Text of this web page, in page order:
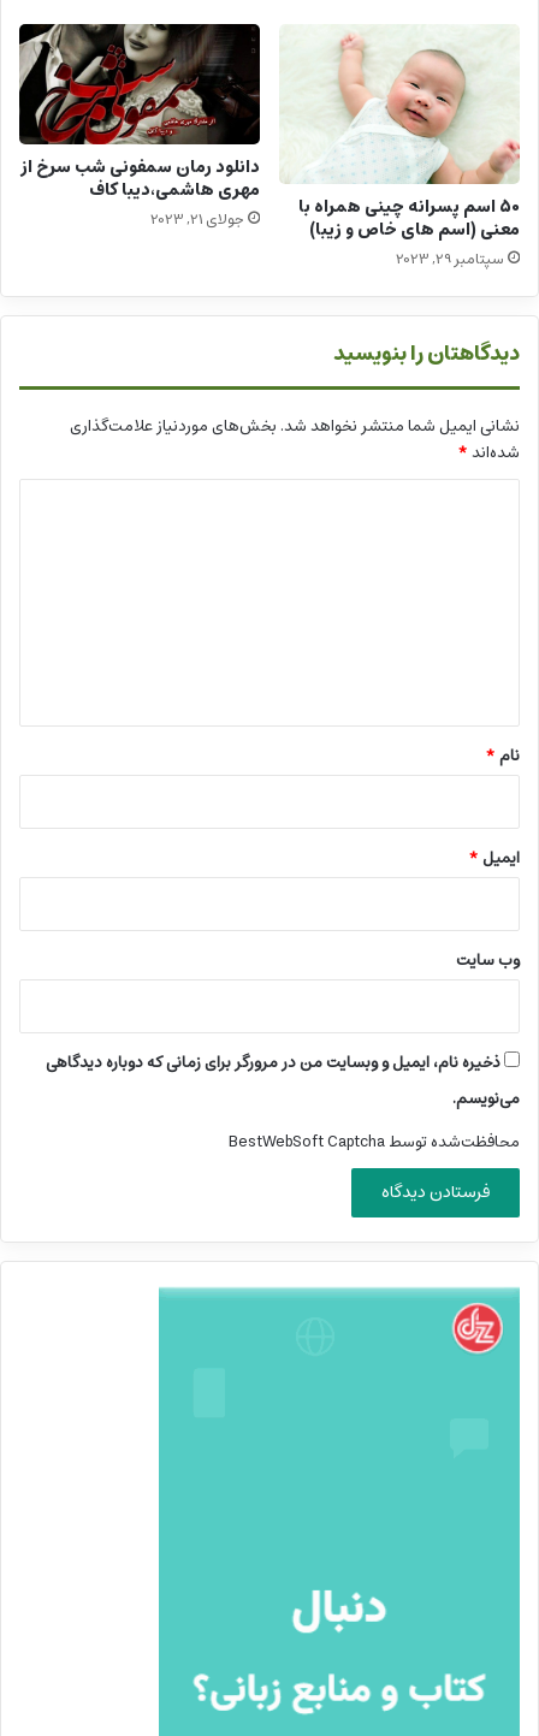
50 اسم پسرانه چینی همراه با
معنی (اسم های خاص و زیبا)
سپتامبر 29, 2023
دانلود رمان سمفونی شب سرخ از
مهری هاشمی،دیبا کاف
جولای 21, 2023
دیدگاهتان را بنویسید
نشانی ایمیل شما منتشر نخواهد شد. بخش‌های موردنیاز علامت‌گذاری
شده‌اند*
نام*
ایمیل*
وب‌ سایت
ذخیره نام، ایمیل و وبسایت من در مرورگر برای زمانی که دوباره دیدگاهی
می‌نویسم.
محافظت‌شده توسط BestWebSoft Captcha